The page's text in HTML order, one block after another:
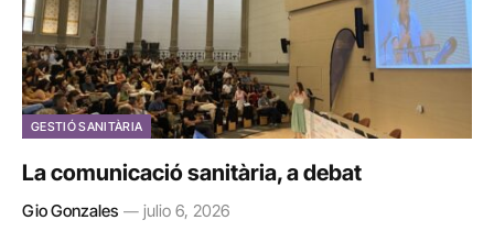
GESTIÓ SANITÀRIA
La comunicació sanitària, a debat
Gio Gonzales julio 6, 2026